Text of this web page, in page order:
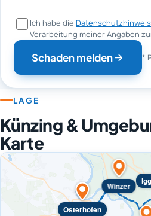
Ich habe die
Verarbeitung meiner Angaben
Schaden melden *
LAGE
Künzing &
Karte
Osterhofen
Winzer